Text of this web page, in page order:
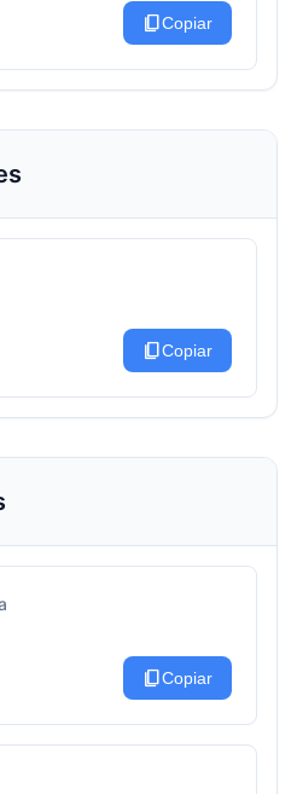
content_copyCopiar
content_copyCopiar
content_copyCopiar